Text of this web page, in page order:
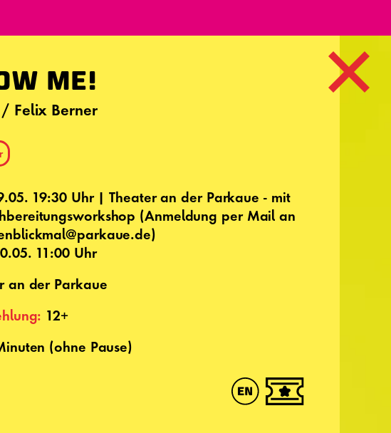
ME!
Felix Berner
19:30 Uhr | Theater an der Parkaue - mit
(Anmeldung per Mail an
11:00 Uhr
an der Parkaue
12+
(ohne Pause)